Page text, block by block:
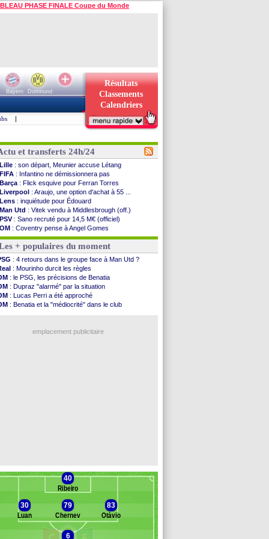
PHASE FINALE Coupe du Monde
Bayern
Dortmund
Résultats
Classements
Calendriers
|
et transferts 24h/24
Lille : son départ, Meunier accuse Létang
FIFA : Infantino ne démissionnera pas
Barça : Flick esquive pour Ferran Torres
Liverpool : Araujo, une option d'achat à 55 ...
Lens : inquiétude pour Édouard
Man Utd : Vitek vendu à Middlesbrough (off.)
PSV : Sano recruté pour 14,5 M€ (officiel)
OM : Coventry pense à Angel Gomes
: Rafel Pol satisfait des progrès
: le Barça vainqueur puis battu
: Calhanoglu prêt à prolonger
: Abdelmonem veut rester
: le classement complet
: les résultats de la soirée
: Le Havre renversé par Oviedo
: Nice battu aux tirs au but
: Ivanovic proche de Lens
: Mbamba prêté par Leverkusen (officiel)
+ populaires du moment
: 4 retours dans le groupe face à Man Utd ?
: Mourinho durcit les règles
: le PSG, les précisions de Benatia
: Dupraz "alarmé" par la situation
: Lucas Perri a été approché
: Benatia et la "médiocrité" dans le club
emplacement publicitaire
des remplaçantsEstrela Amadora
40
Ribeiro
30
Luan
79
Chernev
83
Otávio
6